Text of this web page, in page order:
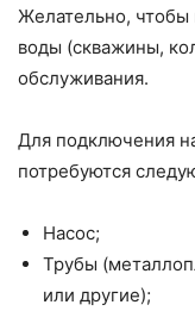
Желательно, чтобы
воды (скважины,
обслуживания.
Для подключения
потребуются
Насос;
Трубы
или другие);